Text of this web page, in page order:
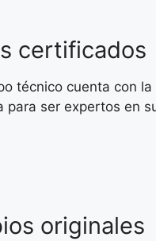
certificados
técnico cuenta con la
para ser expertos en
originales